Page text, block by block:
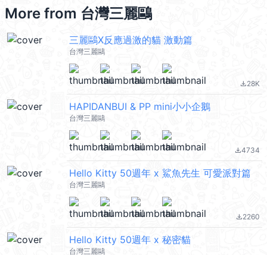
More from 台灣三麗鷗
三麗鷗X反應過激的貓 激動篇
台灣三麗鷗
file_download28K
HAPIDANBUI & PP mini小小企鵝
台灣三麗鷗
file_download4734
Hello Kitty 50週年 x 鯊魚先生 可愛派對篇
台灣三麗鷗
file_download2260
Hello Kitty 50週年 x 秘密貓
台灣三麗鷗